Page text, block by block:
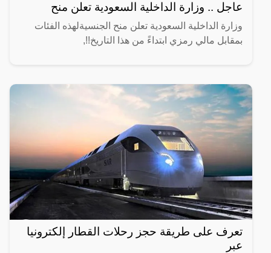
عاجل .. وزارة الداخلية السعودية تعلن منح
وزارة الداخلية السعودية تعلن منح الجنسيةلهذه الفئات
بمقابل مالي رمزي ابتداءً من هذا التاريخ!!,
تعرف على طريقة حجز رحلات القطار إلكترونيا
عبر